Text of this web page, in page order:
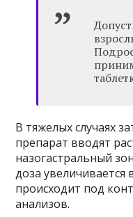
В тяжелых случаях
препарат вводят
назогастральный
доза увеличивается
происходит под
анализов.